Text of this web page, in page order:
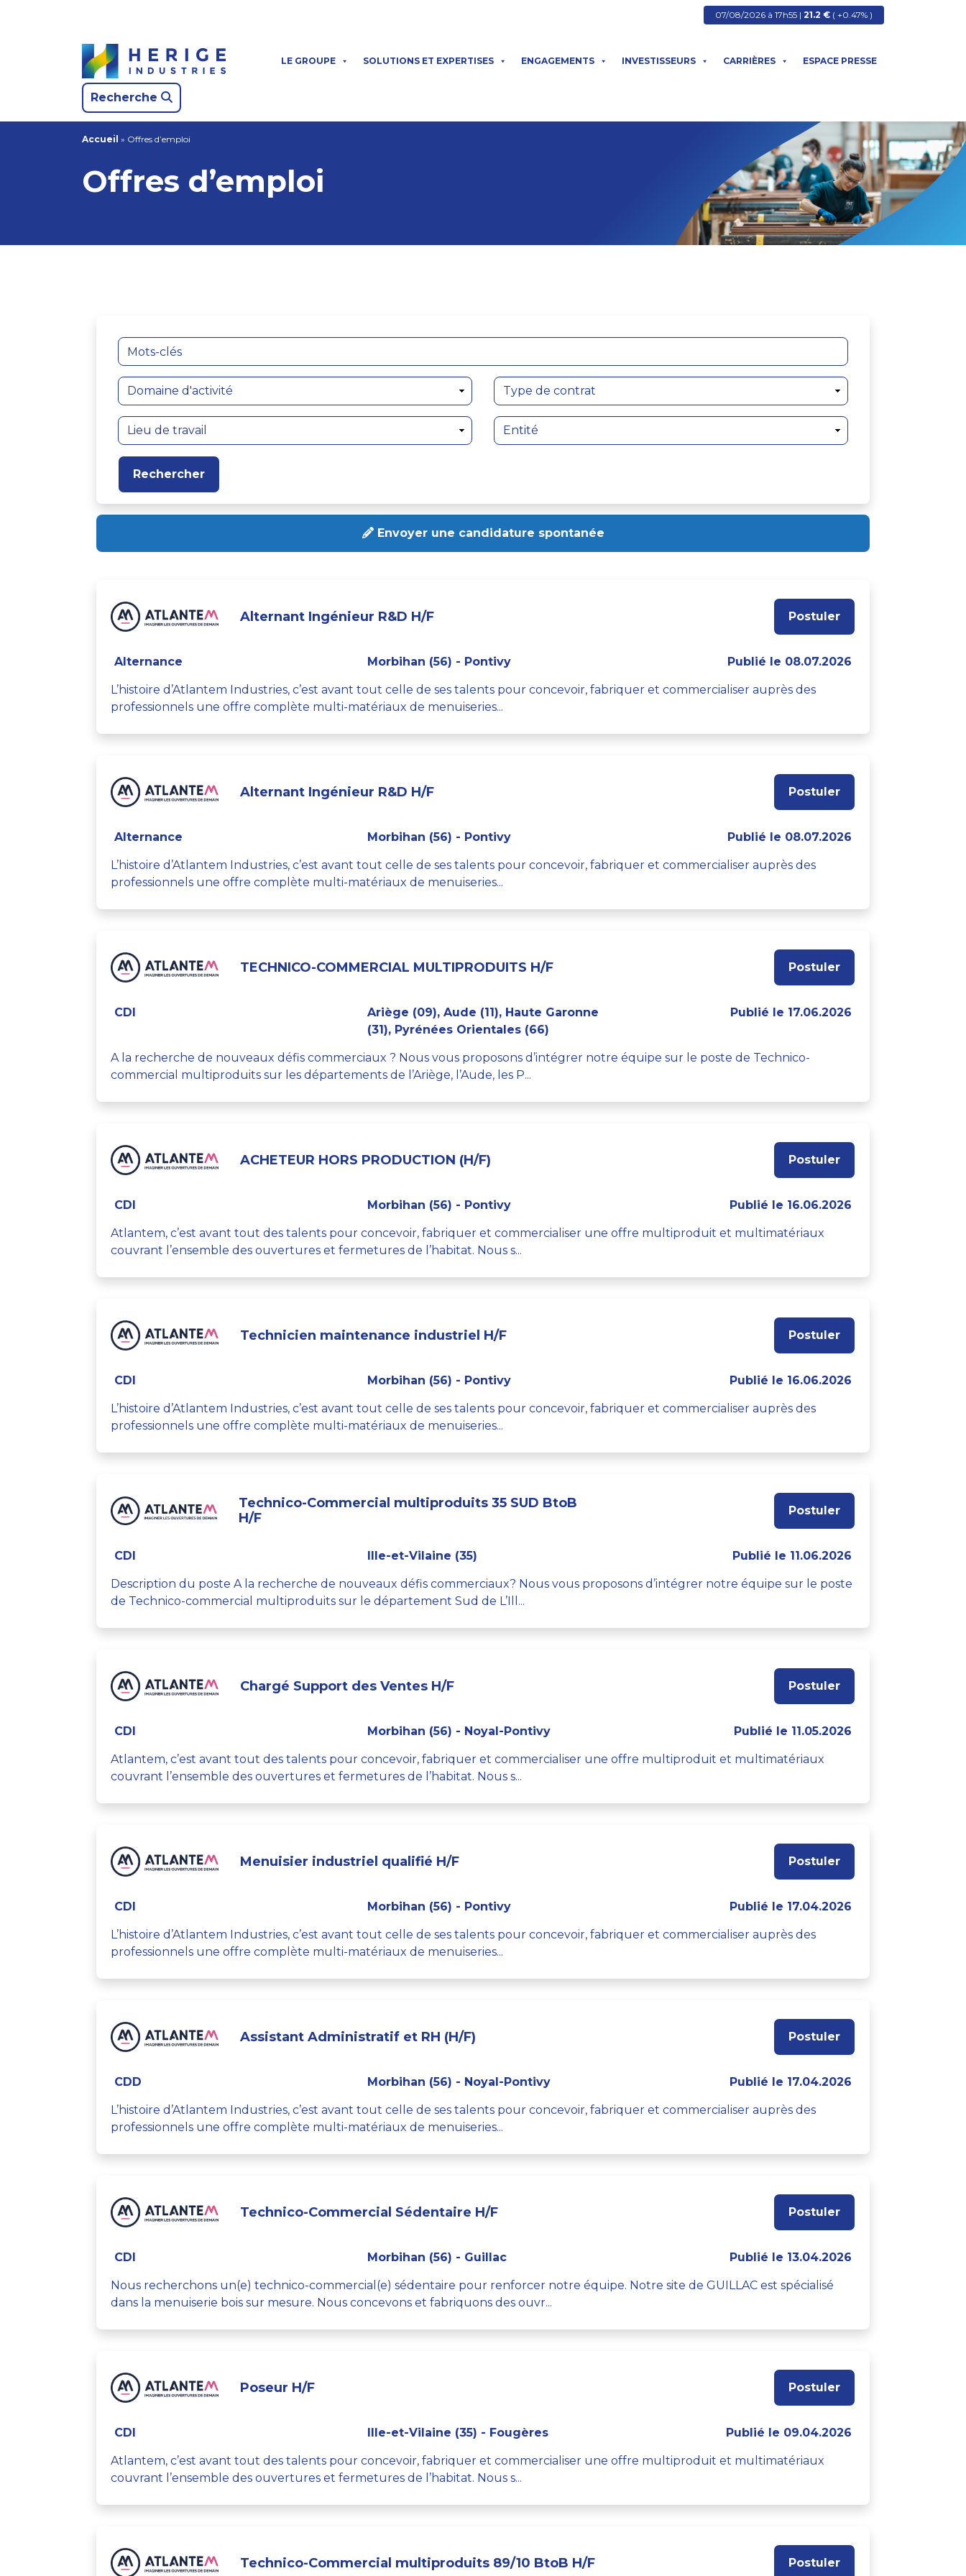
07/08/2026 à 17h55 | 21.2 € ( +0.47% )
LE GROUPE SOLUTIONS ET EXPERTISES ENGAGEMENTS INVESTISSEURS CARRIÈRES ESPACE PRESSE
Recherche
Accueil » Offres d’emploi
Offres d’emploi
Mots-clés
Envoyer une candidature spontanée
Alternant Ingénieur R&D H/F Postuler
Alternance Morbihan (56) - Pontivy Publié le 08.07.2026
L’histoire d’Atlantem Industries, c’est avant tout celle de ses talents pour concevoir, fabriquer et commercialiser auprès des
professionnels une offre complète multi-matériaux de menuiseries...
Alternant Ingénieur R&D H/F Postuler
Alternance Morbihan (56) - Pontivy Publié le 08.07.2026
L’histoire d’Atlantem Industries, c’est avant tout celle de ses talents pour concevoir, fabriquer et commercialiser auprès des
professionnels une offre complète multi-matériaux de menuiseries...
TECHNICO-COMMERCIAL MULTIPRODUITS H/F Postuler
CDI
Ariège (09), Aude (11), Haute Garonne
(31), Pyrénées Orientales (66)
Publié le 17.06.2026
A la recherche de nouveaux défis commerciaux ? Nous vous proposons d’intégrer notre équipe sur le poste de Technico-
commercial multiproduits sur les départements de l’Ariège, l’Aude, les P...
ACHETEUR HORS PRODUCTION (H/F) Postuler
CDI Morbihan (56) - Pontivy Publié le 16.06.2026
Atlantem, c’est avant tout des talents pour concevoir, fabriquer et commercialiser une offre multiproduit et multimatériaux
couvrant l’ensemble des ouvertures et fermetures de l’habitat. Nous s...
Technicien maintenance industriel H/F Postuler
CDI Morbihan (56) - Pontivy Publié le 16.06.2026
L’histoire d’Atlantem Industries, c’est avant tout celle de ses talents pour concevoir, fabriquer et commercialiser auprès des
professionnels une offre complète multi-matériaux de menuiseries...
Technico-Commercial multiproduits 35 SUD BtoB
H/F
Postuler
CDI Ille-et-Vilaine (35) Publié le 11.06.2026
Description du poste A la recherche de nouveaux défis commerciaux? Nous vous proposons d’intégrer notre équipe sur le poste
de Technico-commercial multiproduits sur le département Sud de L’Ill...
Chargé Support des Ventes H/F Postuler
CDI Morbihan (56) - Noyal-Pontivy Publié le 11.05.2026
Atlantem, c’est avant tout des talents pour concevoir, fabriquer et commercialiser une offre multiproduit et multimatériaux
couvrant l’ensemble des ouvertures et fermetures de l’habitat. Nous s...
Menuisier industriel qualifié H/F Postuler
CDI Morbihan (56) - Pontivy Publié le 17.04.2026
L’histoire d’Atlantem Industries, c’est avant tout celle de ses talents pour concevoir, fabriquer et commercialiser auprès des
professionnels une offre complète multi-matériaux de menuiseries...
Assistant Administratif et RH (H/F) Postuler
CDD Morbihan (56) - Noyal-Pontivy Publié le 17.04.2026
L’histoire d’Atlantem Industries, c’est avant tout celle de ses talents pour concevoir, fabriquer et commercialiser auprès des
professionnels une offre complète multi-matériaux de menuiseries...
Technico-Commercial Sédentaire H/F Postuler
CDI Morbihan (56) - Guillac Publié le 13.04.2026
Nous recherchons un(e) technico-commercial(e) sédentaire pour renforcer notre équipe. Notre site de GUILLAC est spécialisé
dans la menuiserie bois sur mesure. Nous concevons et fabriquons des ouvr...
Poseur H/F Postuler
CDI Ille-et-Vilaine (35) - Fougères Publié le 09.04.2026
Atlantem, c’est avant tout des talents pour concevoir, fabriquer et commercialiser une offre multiproduit et multimatériaux
couvrant l’ensemble des ouvertures et fermetures de l’habitat. Nous s...
Technico-Commercial multiproduits 89/10 BtoB H/F Postuler